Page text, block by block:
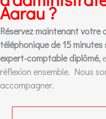
Aarau ?
Réservez maintenant votre
téléphonique de 15
expert-comptable diplômé,
réflexion ensemble. Nous
accompagner.